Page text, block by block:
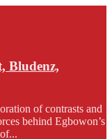
Bludenz,
of contrasts and
behind Egbowon’s